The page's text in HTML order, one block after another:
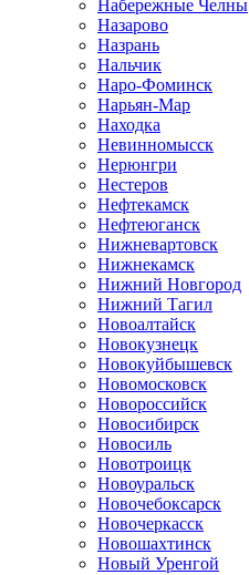
Набережные Челны
Назарово
Назрань
Нальчик
Наро-Фоминск
Нарьян-Мар
Находка
Невинномысск
Нерюнгри
Нестеров
Нефтекамск
Нефтеюганск
Нижневартовск
Нижнекамск
Нижний Новгород
Нижний Тагил
Новоалтайск
Новокузнецк
Новокуйбышевск
Новомосковск
Новороссийск
Новосибирск
Новосиль
Новотроицк
Новоуральск
Новочебоксарск
Новочеркасск
Новошахтинск
Новый Уренгой